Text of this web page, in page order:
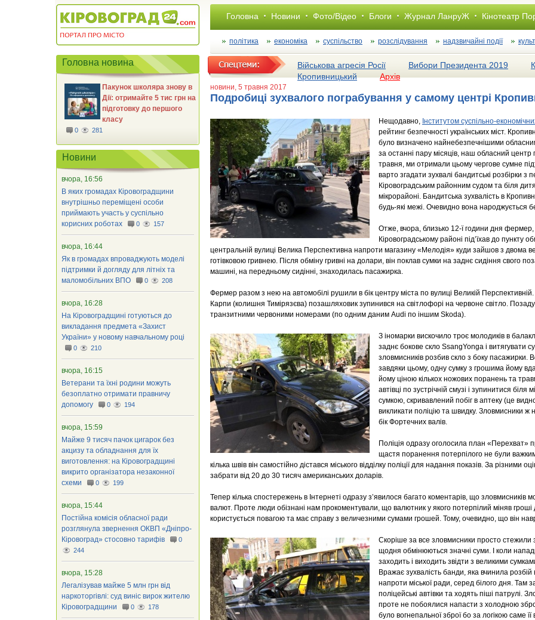
Головна Новини Фото/Відео Блоги Журнал ЛанруЖ Кінотеатр
політика економіка суспільство розслiдування надзвичайні події
Військова агресія Росії Вибори Президента 2019
Кропивницький
Архів
новини, 5 травня 2017
Подробиці зухвалого пограбування у самому центрі
Нещодавно, Інститутом суспільно-
рейтинг безпечності українських міст.
було визначено найнебезпечнішими
за останні пару місяців, наш обласний центр
травня, ми отримали цьому чергове сумне
варто згадати зухвалі бандитські розбірки з
Кіровоградським районним судом та біля
мікрорайоні. Бандитська зухвалість в
будь-які межі. Очевидно вона народжується
Отже, вчора, близько 12-ї години дня
Кіровоградському районі під’їхав до пункту
центральній вулиці Велика Перспективна напроти магазину «Мелодія» куди зайшов з двома
готівковою гривнею. Після обміну гривні на долари, він поклав сумки на заднє сидіння свого
машині, на передньому сидінні, знаходилась пасажирка.
Фермер разом з нею на автомобілі рушили в бік центру міста по вулиці Великій
Карпи (колишня Тимірязєва) позашляховик зупинився на світлофорі на червоне світло.
транзитними червоними номерами (по одним даним Audi по іншим Skoda).
З іномарки вискочило троє молодиків в
заднє бокове скло SsangYongа і витягувати
зловмисників розбив скло з боку пасажирки.
завдяки цьому, одну сумку з грошима йому
йому ціною кількох ножових поранень та
автівці по зустрічній смузі і зупинитися
сумкою, скривавлений побіг в аптеку (це
викликати поліцію та швидку. Зловмисники ж
бік Фортечних валів.
Поліція одразу оголосила план «Перехват»
щастя поранення потерпілого не були
кілька швів він самостійно дістався міського відділку поліції для надання показів. За різними
забрати від 20 до 30 тисяч американських доларів.
Тепер кілька спостережень в Інтернеті одразу з’явилося багато коментарів, що зловмисників
валют. Проте люди обізнані нам прокоментували, що валютник у якого потерпілий міняв гроші
користується повагою та має справу з величезними сумами грошей. Тому, очевидно, що він
Скоріше за все зловмисники просто стежили
щодня обмінюються значні суми. І коли
заходить і виходить звідти з великими
Вражає зухвалість банди, яка вчинила
напроти міської ради, серед білого дня. Там
поліцейські автівки та ходять піші патрулі.
проте не побоялися напасти з холодною
було вогнепальної зброї бо за логікою саме
Головна новина
Пакунок школяра знову в
Дії: отримайте 5 тис грн на
підготовку до першого
класу
0 281
Новини
вчора, 16:56
В яких громадах Кіровоградщини
внутрішньо переміщені особи
приймають участь у суспільно
корисних роботах
0 157
вчора, 16:44
Як в громадах впроваджують моделі
підтримки й догляду для літніх та
маломобільних ВПО
0 208
вчора, 16:28
На Кіровоградщині готуються до
викладання предмета «Захист
України» у новому навчальному році
0 210
вчора, 16:15
Ветерани та їхні родини можуть
безоплатно отримати правничу
допомогу
0 194
вчора, 15:59
Майже 9 тисяч пачок цигарок без
акцизу та обладнання для їх
виготовлення: на Кіровоградщині
викрито організатора незаконної
схеми
0 199
вчора, 15:44
Постійна комісія обласної ради
розглянула звернення ОКВП «Дніпро-
Кіровоград» стосовно тарифів
0
244
вчора, 15:28
Легалізував майже 5 млн грн від
наркоторгівлі: суд виніс вирок жителю
Кіровоградщини
0 178